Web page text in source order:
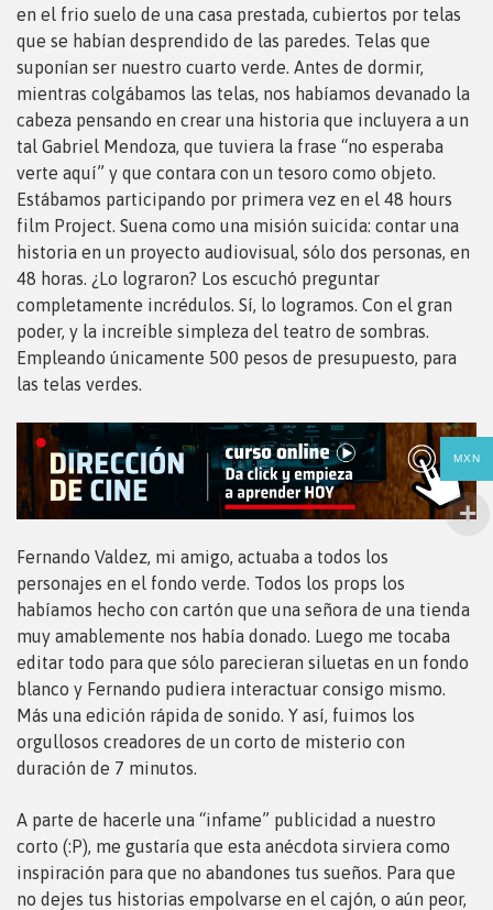
en el frio suelo de una casa prestada, cubiertos por telas
que se habían desprendido de las paredes. Telas que
suponían ser nuestro cuarto verde. Antes de dormir,
mientras colgábamos las telas, nos habíamos devanado la
cabeza pensando en crear una historia que incluyera a un
tal Gabriel Mendoza, que tuviera la frase “no esperaba
verte aquí” y que contara con un tesoro como objeto.
Estábamos participando por primera vez en el 48 hours
film Project. Suena como una misión suicida: contar una
historia en un proyecto audiovisual, sólo dos personas, en
48 horas. ¿Lo lograron? Los escuchó preguntar
completamente incrédulos. Sí, lo logramos. Con el gran
poder, y la increíble simpleza del teatro de sombras.
Empleando únicamente 500 pesos de presupuesto, para
las telas verdes.
Fernando Valdez, mi amigo, actuaba a todos los
personajes en el fondo verde. Todos los props los
habíamos hecho con cartón que una señora de una tienda
muy amablemente nos había donado. Luego me tocaba
editar todo para que sólo parecieran siluetas en un fondo
blanco y Fernando pudiera interactuar consigo mismo.
Más una edición rápida de sonido. Y así, fuimos los
orgullosos creadores de un corto de misterio con
duración de 7 minutos.
A parte de hacerle una “infame” publicidad a nuestro
corto (:P), me gustaría que esta anécdota sirviera como
inspiración para que no abandones tus sueños. Para que
no dejes tus historias empolvarse en el cajón, o aún peor,
MXN